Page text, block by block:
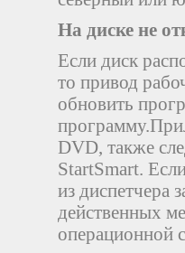
На диске не
Если диск
то привод
обновить
DVD, также
StartSmart.
из диспетчера
действенных
операционной